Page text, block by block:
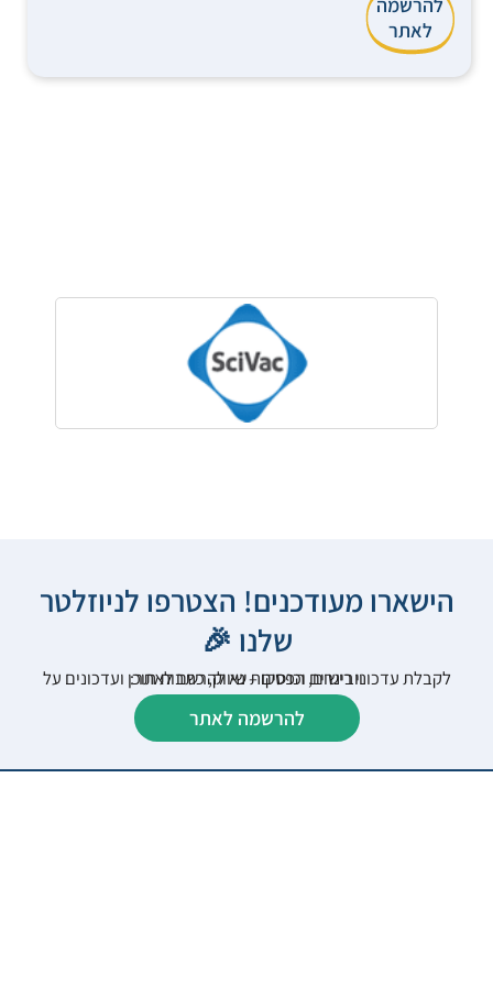
להרשמה
לאתר
הישארו מעודכנים! הצטרפו לניוזלטר
שלנו 🎉
לקבלת עדכוני רישום, הפסקות שיווק, כתבות תוכן ועדכונים על וובינרים וכנסים – נא להרשם לאתר:
להרשמה לאתר